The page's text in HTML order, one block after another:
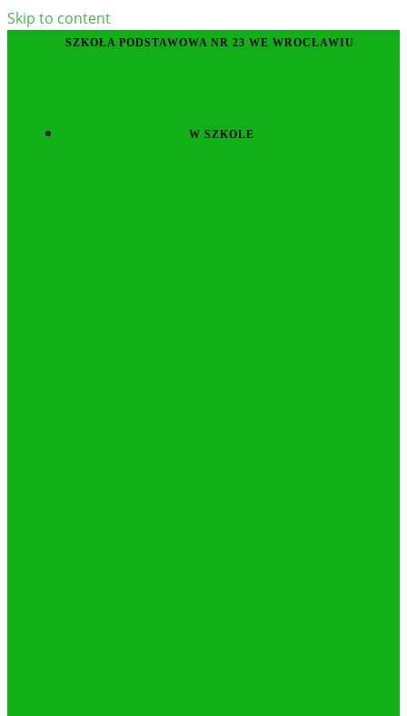
Skip to content
SZKOŁA PODSTAWOWA NR 23 WE WROCŁAWIU
W SZKOLE